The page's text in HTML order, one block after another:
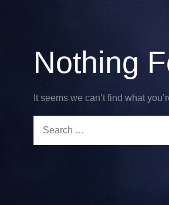
Nothing
It seems we can’t find what